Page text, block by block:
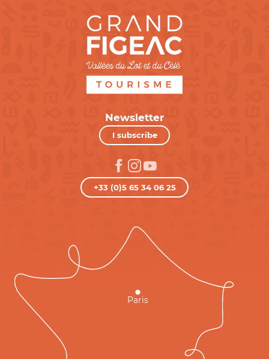
Newsletter
I subscribe
+33 (0)5 65 34 06 25
Paris